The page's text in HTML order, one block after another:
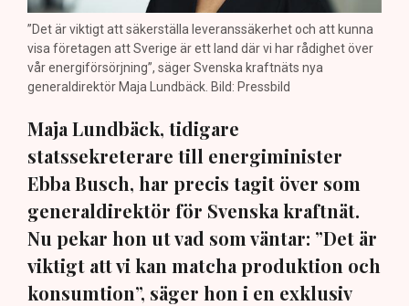
”Det är viktigt att säkerställa leveranssäkerhet och att kunna
visa företagen att Sverige är ett land där vi har rådighet över
vår energiförsörjning”, säger Svenska kraftnäts nya
generaldirektör Maja Lundbäck. Bild: Pressbild
Maja Lundbäck, tidigare
statssekreterare till energiminister
Ebba Busch, har precis tagit över som
generaldirektör för Svenska kraftnät.
Nu pekar hon ut vad som väntar: ”Det är
viktigt att vi kan matcha produktion och
konsumtion”, säger hon i en exklusiv